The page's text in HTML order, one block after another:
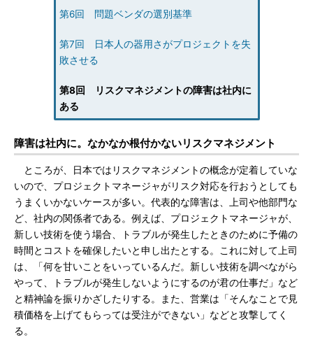
第6回 問題ベンダの選別基準
第7回 日本人の器用さがプロジェクトを失
敗させる
第8回 リスクマネジメントの障害は社内に
ある
障害は社内に。なかなか根付かないリスクマネジメント
ところが、日本ではリスクマネジメントの概念が定着していな
いので、プロジェクトマネージャがリスク対応を行おうとしても
うまくいかないケースが多い。代表的な障害は、上司や他部門な
ど、社内の関係者である。例えば、プロジェクトマネージャが、
新しい技術を使う場合、トラブルが発生したときのために予備の
時間とコストを確保したいと申し出たとする。これに対して上司
は、「何を甘いことをいっているんだ。新しい技術を調べながら
やって、トラブルが発生しないようにするのが君の仕事だ」など
と精神論を振りかざしたりする。また、営業は「そんなことで見
積価格を上げてもらっては受注ができない」などと攻撃してく
る。